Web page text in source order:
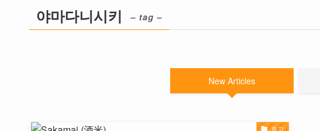
야마다니시키 – tag –
New Articles
효고